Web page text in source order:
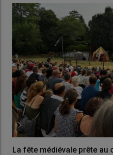
La fête médiévale prête au